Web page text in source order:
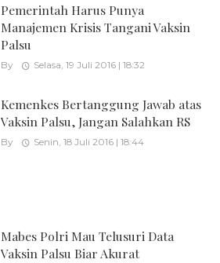
Pemerintah Harus Punya
Manajemen Krisis Tangani Vaksin
Palsu
By Selasa, 19 Juli 2016 | 18:32
Kemenkes Bertanggung Jawab atas
Vaksin Palsu, Jangan Salahkan RS
By Senin, 18 Juli 2016 | 18:44
Mabes Polri Mau Telusuri Data
Vaksin Palsu Biar Akurat